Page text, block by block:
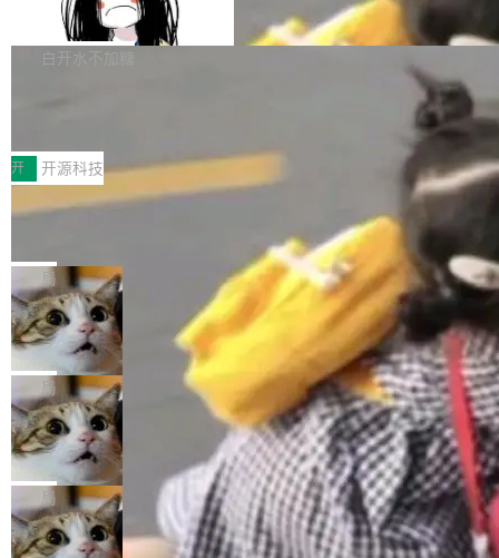
维基百科的替代方案。Lawfare 调查发现，无论
热门页面还是低关注度页面，均未出现近期更
erceptor…五六步之后才能看到第一行翻译文
本。 Solon 换了个方式。整个 i18n 模块围绕三
支持 UPDATE、MERGE INTO 与 Iceb
erg V3
Apache Doris 4.1 要补齐的，正是缺失的那一
半。在已有查询能力的基础上，Doris 进一步支
常维护操作，并完整支持 Iceberg V3 格式。
白开水不加糖
村国家自主创新示范区会议中心开幕。本届大会
由中关村智联软件服务业质量创新联盟主办，以
“智构可信·质创未来——AI原生时代的质量新范
式”为主题，直面AI从实验室走向规模化产业落地
的核心质量命题。会上，《2026智能研发生产力
工具选型手册》发布，Testin云测的Testin XAge
nt智能测试系统入选AI测试领域代表产品。对CI
O而言，这提示了一个转变：AI测试正在从效率
工具升级为企业的质量基础设施。 CIO面对的新
现实 过去两年，CIO们的焦虑清单上多了两项：
一是如何让大模型和智能体应用安全地从PoC走
向生产，二是如何让测试团队跟得上AI应用...
开 开源科技
让非法状态不可表示：一篇关于 ADT
有一种东西，一旦用过就回不去了。Alex Fedos
eev 管它叫"软件设计的基石"。 他说的东西不新
鲜——代数数据类型（ADT），尤其是和类型
（sum type）。但他说清楚了一件事：这不是类
型系统的学术体操，是日常编码的思维方式。 文
章从一个简单的例子切入。一个网站的深色主题
设置，如果用布尔值 + 可空字段来表示——bool
ean 表示是否可切换，nullable 的默认模式、浅
色方案、深色方案——会产生大量无意义的组
合。方案缺了、配置冲突了、全 null 了。要知道
哪些组合有效，作者说，你得靠"文档、校验、或
者部落知识"。 换个写法。Rust 的 enum，两个
局
Cloudflare 开源内部企业 AI 平台 Clou
dflare OS
Cloudflare 发布了一个开源项目 Cloudflare O
S。如果你只看官方博客，你会觉得这是又一
个"AI 知识库 + 聊天机器人"——每个大厂都在
做，没什么新鲜的。 但 Kenton Varda 在 Twitte
r 上把事情说清楚了： 今天我们发布了 Cloudfla
re OS，一个带连接器的聊天机器人，跟其他所
有科技公司做的一样。只不过，实际上它不一
样。这是 Sandstorm.io 的重制版，我十年前的
局
Deno 团队开源 Celld，可自托管的分
布式 Durable Objects
Ryan Dahl 领导的 Deno 团队推出了最新开源项
目 Celld，一个能在自己机器上运行 Cloudflare
Workers 和 Durable Objects 的守护进程。 设
计思路很直接：每个对象是一个独立的 SQLite
局
鲁大师7月新机性能/流畅/AI榜：vivo夺